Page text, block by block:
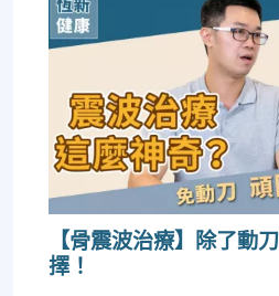
【骨震波治療】除了動
擇！